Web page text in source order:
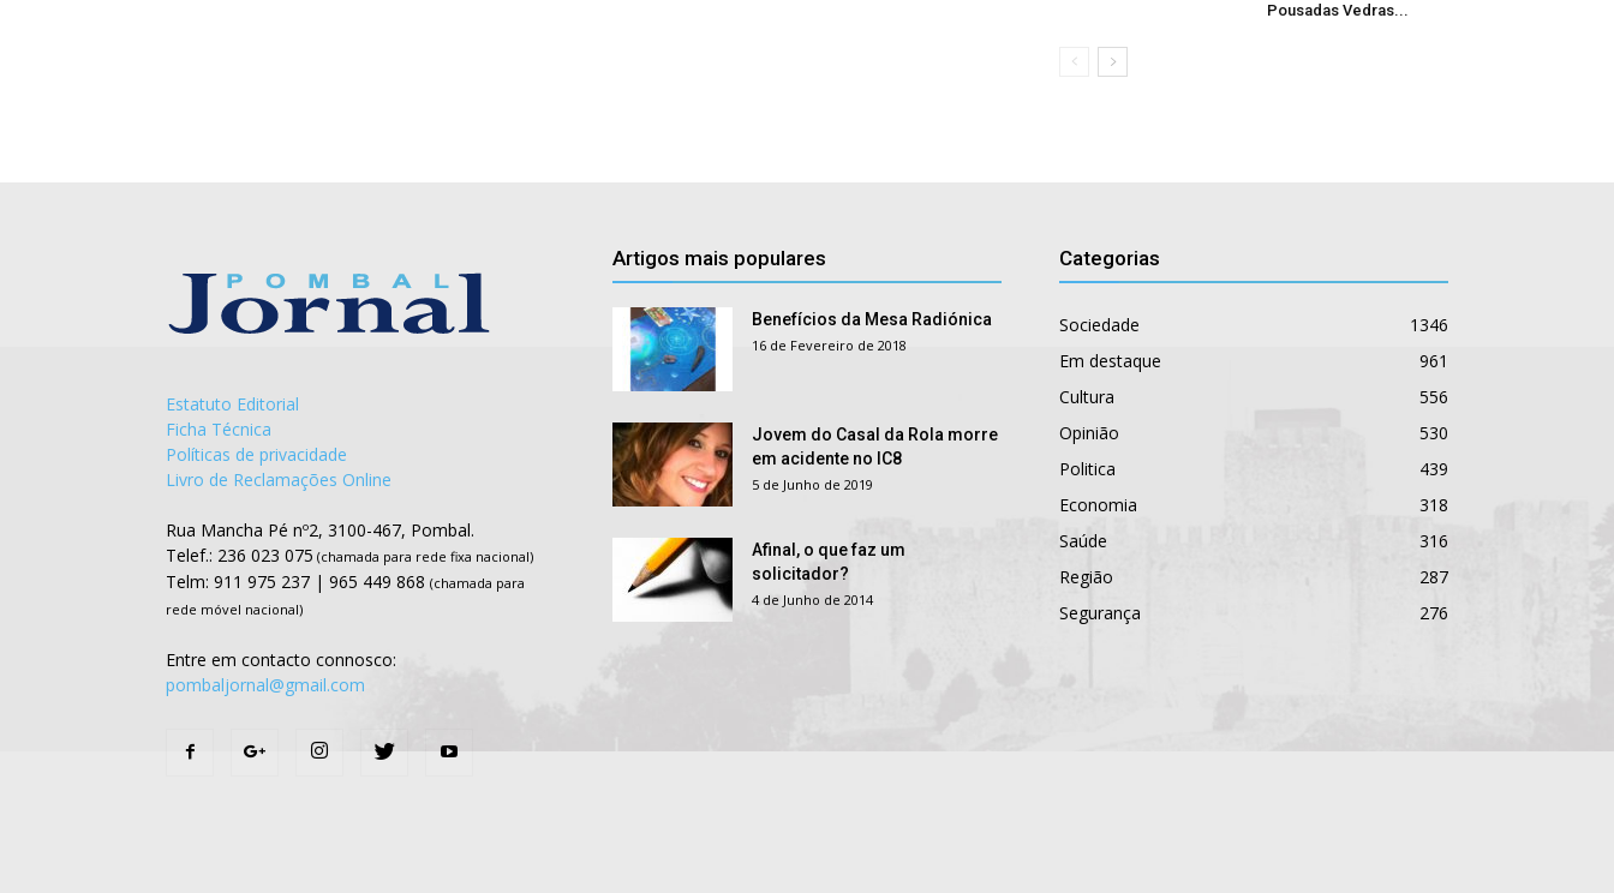
Pousadas Vedras...
Estatuto Editorial
Ficha Técnica
Políticas de privacidade
Livro de Reclamações Online
Rua Mancha Pé nº2, 3100-467, Pombal.
Telef.: 236 023 075 (chamada para rede fixa nacional)
Telm: 911 975 237 | 965 449 868 (chamada para
rede móvel nacional)
Entre em contacto connosco:
pombaljornal@gmail.com
Artigos mais populares
Benefícios da Mesa Radiónica
16 de Fevereiro de 2018
Jovem do Casal da Rola morre
em acidente no IC8
5 de Junho de 2019
Afinal, o que faz um
solicitador?
4 de Junho de 2014
Categorias
Sociedade
1346
Em destaque
961
Cultura
556
Opinião
530
Politica
439
Economia
318
Saúde
316
Região
287
Segurança
276